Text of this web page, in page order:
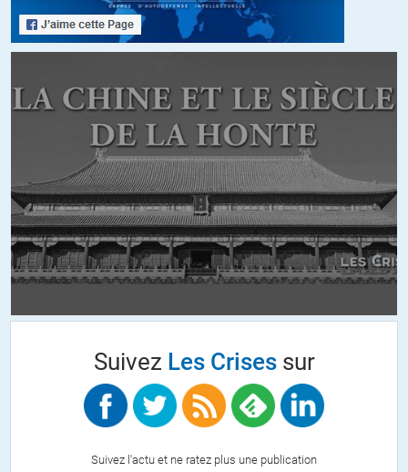
+5 ALERTER
« ce genre de type raisonne de la même manière considérant le
droit de vote qu’il serait nécessaire de réserver à ceux qui savent
il fait partie de ceux qui pensent que l’élection de Macron a été un
scandale s’appuyant comme toujours sur l’hypnose de masse par
les médias…
+3 ALERTER
marc//15.06.2020 à 14h58
Je suis d’accord avec vous : il a raison sur pas mal de point, mais
profonds sont sur le point d’être mis en place afin de profiter de la
situation pour ne pas revenir au monde d’avant, mais aller ailleurs…
commencé d’ailleurs
Suivez Les Crisessur
Suivez l'actu et ne ratez plus une publication